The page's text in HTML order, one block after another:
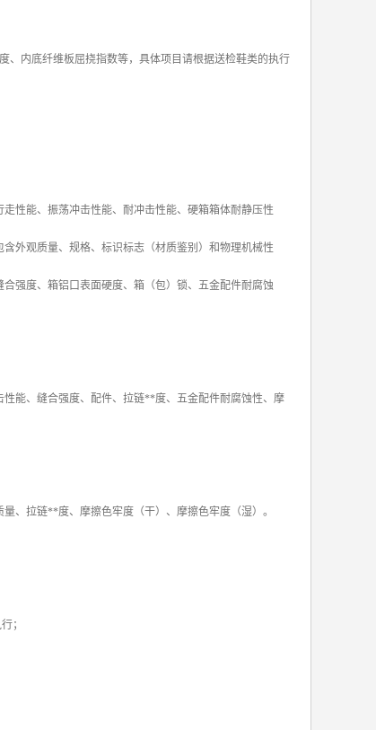
、内底纤维板屈挠指数等，具体项目请根据送检鞋类的执行
性能、振荡冲击性能、耐冲击性能、硬箱箱体耐静压性
外观质量、规格、标识标志（材质鉴别）和物理机械性
强度、箱铝口表面硬度、箱（包）锁、五金配件耐腐蚀
能、缝合强度、配件、拉链**度、五金配件耐腐蚀性、摩
、拉链**度、摩擦色牢度（干）、摩擦色牢度（湿）。
；